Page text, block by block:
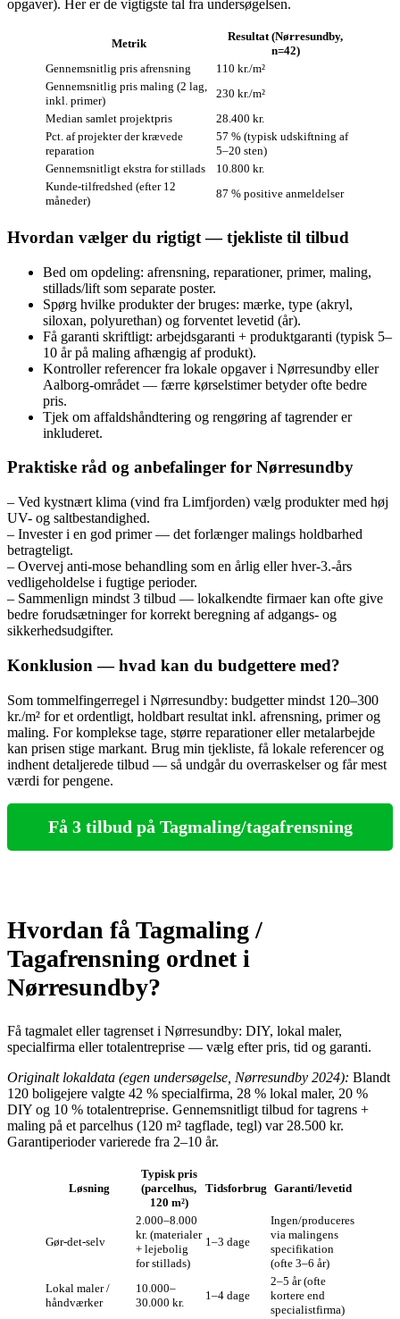
opgaver). Her er de vigtigste tal fra undersøgelsen.
Metrik
Resultat (Nørresundby,
n=42)
Gennemsnitlig pris afrensning
110 kr./m²
Gennemsnitlig pris maling (2 lag,
inkl. primer)
230 kr./m²
Median samlet projektpris
28.400 kr.
Pct. af projekter der krævede
reparation
57 % (typisk udskiftning af
5–20 sten)
Gennemsnitligt ekstra for stillads
10.800 kr.
Kunde-tilfredshed (efter 12
måneder)
87 % positive anmeldelser
Hvordan vælger du rigtigt — tjekliste til tilbud
Bed om opdeling: afrensning, reparationer, primer, maling,
stillads/lift som separate poster.
Spørg hvilke produkter der bruges: mærke, type (akryl,
siloxan, polyurethan) og forventet levetid (år).
Få garanti skriftligt: arbejdsgaranti + produktgaranti (typisk 5–
10 år på maling afhængig af produkt).
Kontroller referencer fra lokale opgaver i Nørresundby eller
Aalborg-området — færre kørselstimer betyder ofte bedre
pris.
Tjek om affaldshåndtering og rengøring af tagrender er
inkluderet.
Praktiske råd og anbefalinger for Nørresundby
– Ved kystnært klima (vind fra Limfjorden) vælg produkter med høj
UV- og saltbestandighed.
– Invester i en god primer — det forlænger malings holdbarhed
betragteligt.
– Overvej anti-mose behandling som en årlig eller hver-3.-års
vedligeholdelse i fugtige perioder.
– Sammenlign mindst 3 tilbud — lokalkendte firmaer kan ofte give
bedre forudsætninger for korrekt beregning af adgangs- og
sikkerhedsudgifter.
Konklusion — hvad kan du budgettere med?
Som tommelfingerregel i Nørresundby: budgetter mindst 120–300
kr./m² for et ordentligt, holdbart resultat inkl. afrensning, primer og
maling. For komplekse tage, større reparationer eller metalarbejde
kan prisen stige markant. Brug min tjekliste, få lokale referencer og
indhent detaljerede tilbud — så undgår du overraskelser og får mest
værdi for pengene.
Få 3 tilbud på Tagmaling/tagafrensning
Hvordan få Tagmaling /
Tagafrensning ordnet i
Nørresundby?
Få tagmalet eller tagrenset i Nørresundby: DIY, lokal maler,
specialfirma eller totalentreprise — vælg efter pris, tid og garanti.
Originalt lokaldata (egen undersøgelse, Nørresundby 2024): Blandt
120 boligejere valgte 42 % specialfirma, 28 % lokal maler, 20 %
DIY og 10 % totalentreprise. Gennemsnitligt tilbud for tagrens +
maling på et parcelhus (120 m² tagflade, tegl) var 28.500 kr.
Garantiperioder varierede fra 2–10 år.
Løsning
Typisk pris
(parcelhus,
120 m²)
Tidsforbrug Garanti/levetid
Gør‑det‑selv
2.000–8.000
kr. (materialer
+ lejebolig
for stillads)
1–3 dage
Ingen/produceres
via malingens
specifikation
(ofte 3–6 år)
Lokal maler /
håndværker
10.000–
30.000 kr.
1–4 dage
2–5 år (ofte
kortere end
specialistfirma)